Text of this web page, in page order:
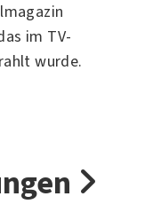
im TV-
wurde.